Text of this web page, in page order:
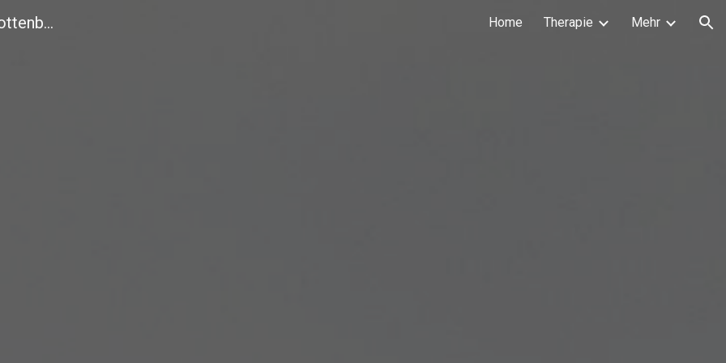
to main content
Osteopathie & Naturheilkunde Rottenburg-Tübingen | Gesundheitsharmonie Home Therapie Mehr